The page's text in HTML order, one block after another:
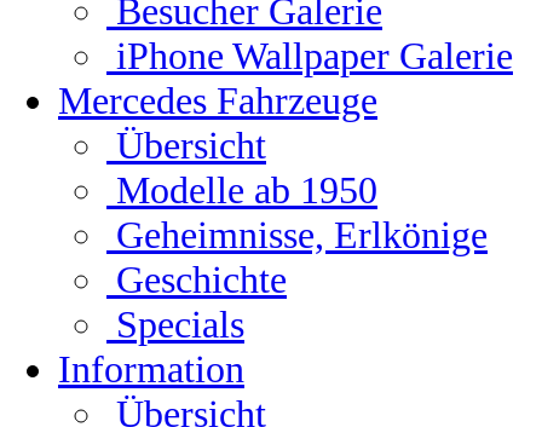
Besucher Galerie
iPhone Wallpaper Galerie
Mercedes Fahrzeuge
Übersicht
Modelle ab 1950
Geheimnisse, Erlkönige
Geschichte
Specials
Information
Übersicht